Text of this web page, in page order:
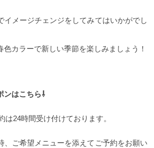
イメージチェンジをしてみてはいかがでし
色カラーで新しい季節を楽しみましょう！
ンはこちら⇩
は24時間受け付けております。
、ご希望メニューを添えてご予約をお願い